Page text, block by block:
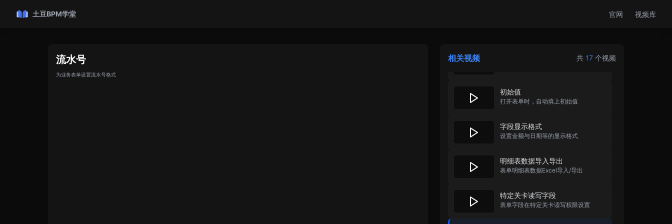
土豆BPM学堂 官网 视频库
流水号
为业务表单设置流水号格式
相关视频 共 17 个视频
初始值
打开表单时，自动填上初始值
字段显示格式
设置金额与日期等的显示格式
明细表数据导入导出
表单明细表数据Excel导入/导出
特定关卡读写字段
表单字段在特定关卡读写权限设置